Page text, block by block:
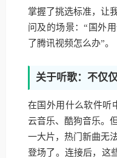
掌握了挑选标准，让
问及的场景：“国外
了腾讯视频怎么办”。
关于听歌：不仅
在国外用什么软件听
云音乐、酷狗音乐。
一大片，热门新曲无
登场了。连接后，这